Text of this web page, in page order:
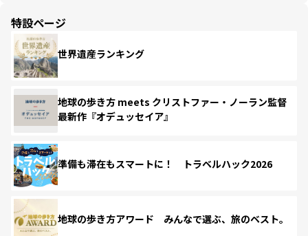
特設ページ
世界遺産ランキング
地球の歩き方 meets クリストファー・ノーラン監督
最新作『オデュッセイア』
準備も滞在もスマートに！ トラベルハック2026
地球の歩き方アワード みんなで選ぶ、旅のベスト。